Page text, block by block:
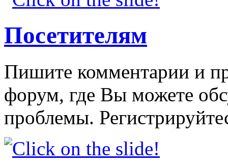
Посетителям
Пишите комментарии и
форум, где Вы можете
проблемы.